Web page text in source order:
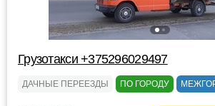
Грузотакси +375296029497
ДАЧНЫЕ ПЕРЕЕЗДЫ ПО ГОРОДУ